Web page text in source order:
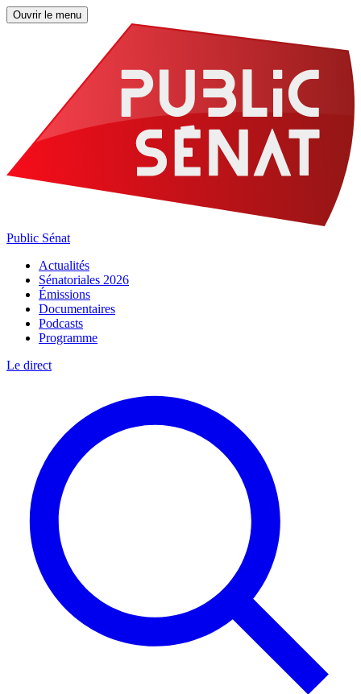
Ouvrir le menu
Public Sénat
Actualités
Sénatoriales 2026
Émissions
Documentaires
Podcasts
Programme
Le direct